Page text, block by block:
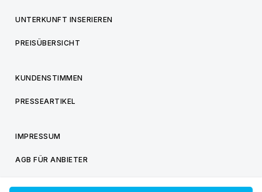
UNTERKUNFT INSERIEREN
PREISÜBERSICHT
KUNDENSTIMMEN
PRESSEARTIKEL
IMPRESSUM
AGB FÜR ANBIETER